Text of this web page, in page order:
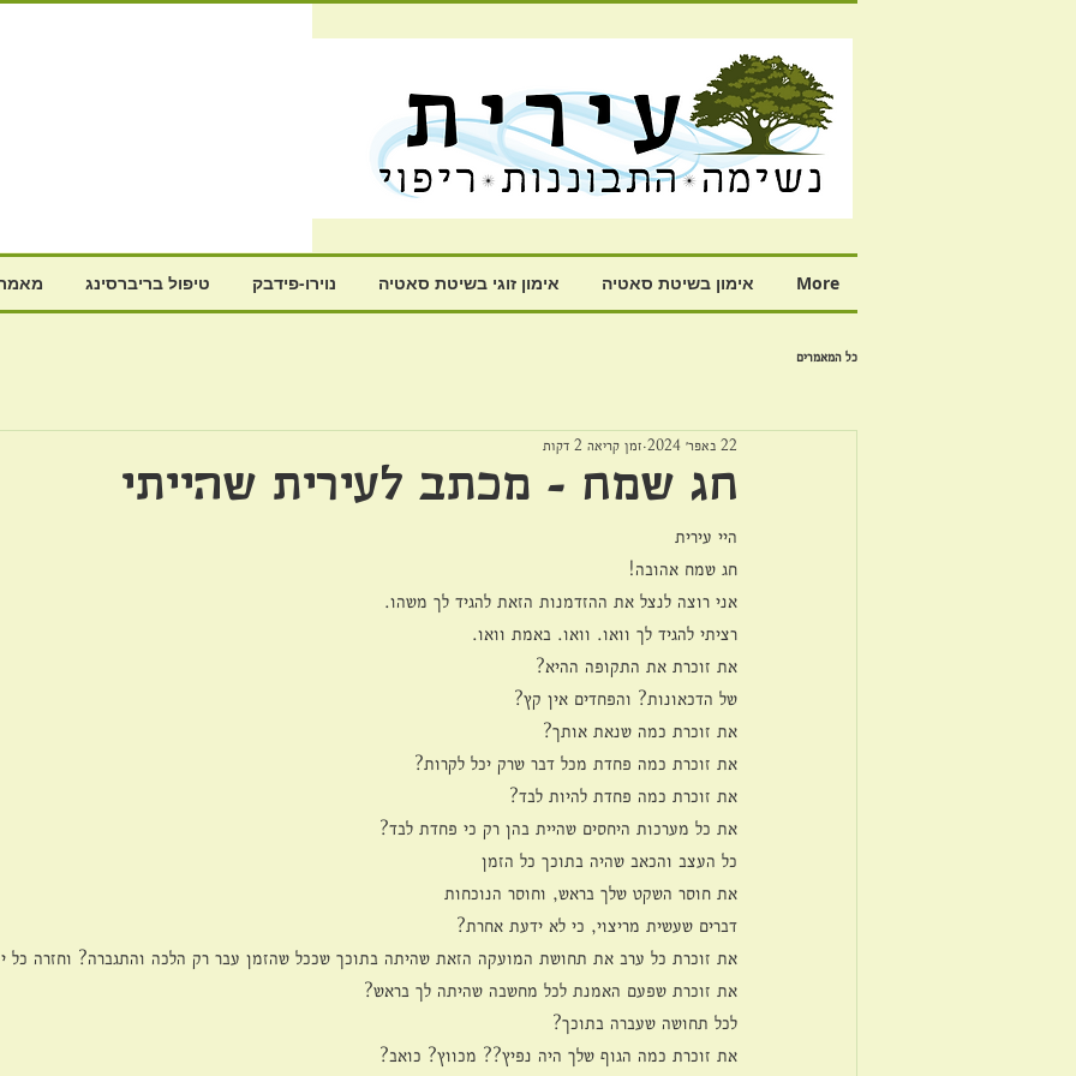
טיפול בריברסינג נוירו-פידבק אימון זוגי בשיטת סאטיה אימון בשיטת סאטיה More
כל המאמרים
חג שמח - מכתב לעירית שהייתי
22 באפר׳ 2024 זמן קריאה 2 דקות
היי עירית
חג שמח אהובה!
אני רוצה לנצל את ההזדמנות הזאת להגיד לך משהו.
רציתי להגיד לך וואו. וואו. באמת וואו.
את זוכרת את התקופה ההיא?
של הדכאונות? והפחדים אין קץ?
את זוכרת כמה שנאת אותך?
את זוכרת כמה פחדת מכל דבר שרק יכל לקרות?
את זוכרת כמה פחדת להיות לבד?
את כל מערכות היחסים שהיית בהן רק כי פחדת לבד?
כל העצב והכאב שהיה בתוכך כל הזמן
את חוסר השקט שלך בראש, וחוסר הנוכחות
דברים שעשית מריצוי, כי לא ידעת אחרת?
את זוכרת כל ערב את תחושת המועקה הזאת שהיתה בתוכך שככל שהזמן עבר רק הלכה והתגברה? וחזרה כל
את זוכרת שפעם האמנת לכל מחשבה שהיתה לך בראש?
לכל תחושה שעברה בתוכך?
את זוכרת כמה הגוף שלך היה נפיץ?? מכווץ? כואב?